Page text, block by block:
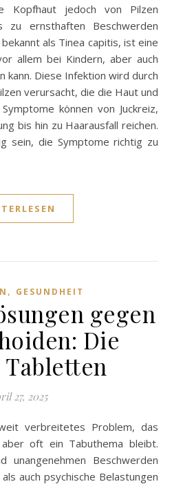
Kopfhaut jedoch von Pilzen
zu ernsthaften Beschwerden
als Tinea capitis, ist eine
allem bei Kindern, aber auch
kann. Diese Infektion wird durch
verursacht, die die Haut und
können von Juckreiz,
bis hin zu Haarausfall reichen.
sein, die Symptome richtig zu
, GESUNDHEIT
gegen
Die
27, 2025
oft ein Tabuthema bleibt.
unangenehmen Beschwerden
auch psychische Belastungen